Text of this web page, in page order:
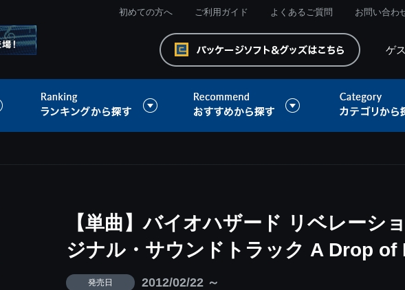
初めての方へ ご利用ガイド よくあるご質問 お問い合わ
ゲ
【単曲】バイオハザード リベレーシ
ジナル・サウンドトラック A Drop of
発売日 2012/02/22 ～